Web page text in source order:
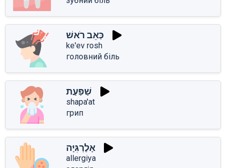
כְּאֵב רֹאשׁ
ke'ev rosh
головний біль
שַׁפַּעַת
shapa'at
грип
אָלֶרְגִּיָּה
allergiya